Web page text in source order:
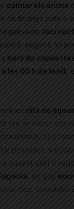
calmar els ànims
de fa anys pateix
de l’oci
segons ha
bars de copes i
les 00 h de la nit,
les nits de
ara en tràmit
que
possibles
a aquest diari la
, en una
dies, coincidint